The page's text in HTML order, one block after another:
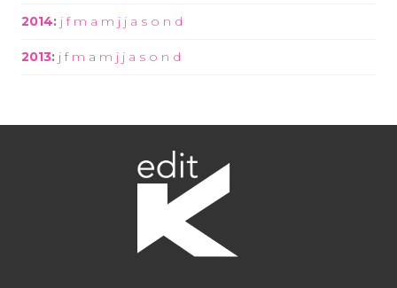
2014: j f m a m j j a s o n d
2013: j f m a m j j a s o n d